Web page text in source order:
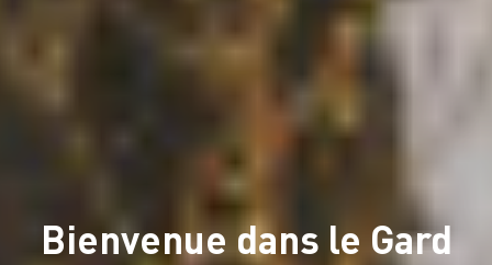
Bienvenue dans le Gard